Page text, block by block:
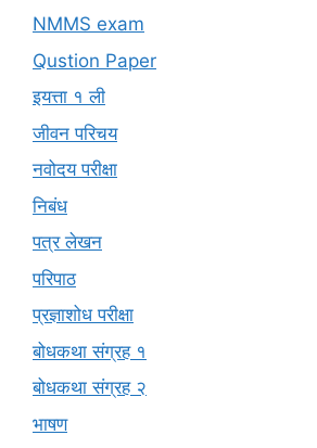
NMMS exam
Qustion Paper
इयत्ता १ ली
जीवन परिचय
नवोदय परीक्षा
निबंध
पत्र लेखन
परिपाठ
प्रज्ञाशोध परीक्षा
बोधकथा संग्रह १
बोधकथा संग्रह २
भाषण